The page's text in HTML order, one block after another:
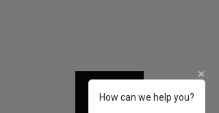
How can we help you?